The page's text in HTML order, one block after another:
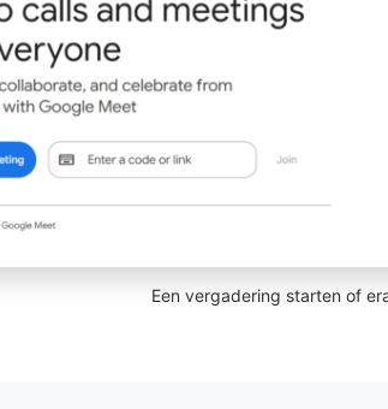
Een vergadering starten of